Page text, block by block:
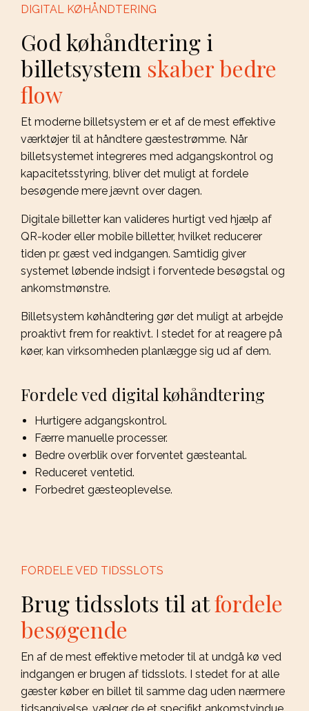
DIGITAL KØHÅNDTERING
God køhåndtering i
billetsystem skaber bedre
flow
Et moderne billetsystem er et af de mest effektive
værktøjer til at håndtere gæstestrømme. Når
billetsystemet integreres med adgangskontrol og
kapacitetsstyring, bliver det muligt at fordele
besøgende mere jævnt over dagen.
Digitale billetter kan valideres hurtigt ved hjælp af
QR-koder eller mobile billetter, hvilket reducerer
tiden pr. gæst ved indgangen. Samtidig giver
systemet løbende indsigt i forventede besøgstal og
ankomstmønstre.
Billetsystem køhåndtering gør det muligt at arbejde
proaktivt frem for reaktivt. I stedet for at reagere på
køer, kan virksomheden planlægge sig ud af dem.
Fordele ved digital køhåndtering
Hurtigere adgangskontrol.
Færre manuelle processer.
Bedre overblik over forventet gæsteantal.
Reduceret ventetid.
Forbedret gæsteoplevelse.
FORDELE VED TIDSSLOTS
Brug tidsslots til atfordele
besøgende
En af de mest effektive metoder til at undgå kø ved
indgangen er brugen af tidsslots. I stedet for at alle
gæster køber en billet til samme dag uden nærmere